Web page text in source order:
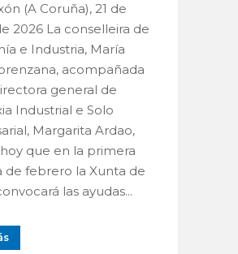
(A Coruña), 21 de
2026 La conselleira de
e Industria, María
acompañada
general de
Industrial e Solo
Margarita Ardao,
que en la primera
de febrero la Xunta de
las ayudas...